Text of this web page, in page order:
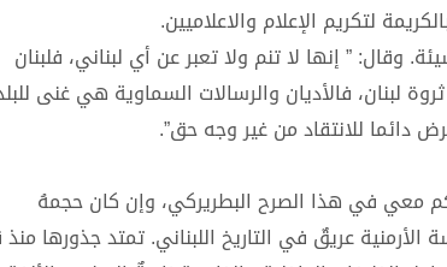
لتكريم الإعلام والاعلاميين.
وقال: ” إنها لا تنم ولا تعبر عن أي لبناني، فلبنان
لبنان، فالأديان والرسالات السماوية هي غنى
دائما للانتقاد من غير وجه حق”.
معي في هذا الصرح البطريركي، وإن كان حجمهُ
عريقٌ في التاريخ اللبناني. تمتد جذورها